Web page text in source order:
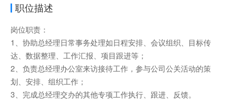
职位描述
岗位职责：
1、协助总经理日常事务处理如日程安排、会议组织、目标传
达、数据整理、工作汇报、项目跟进等；
2、负责总经理办公室来访接待工作，参与公司公关活动的策
划、安排、组织工作；
3、完成总经理交办的其他专项工作执行、跟进、反馈。